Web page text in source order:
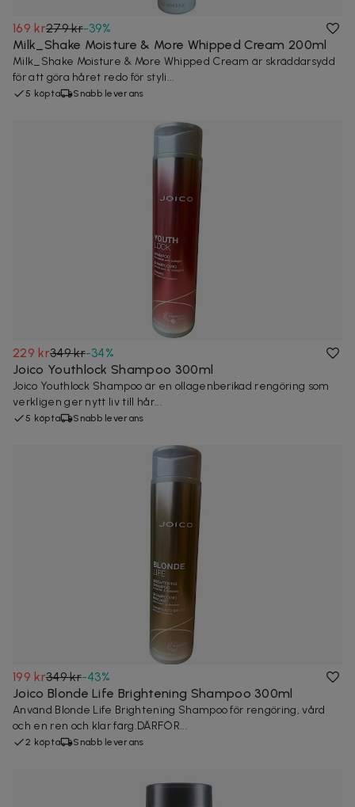
169 kr279 kr-39%
Milk_Shake Moisture & More Whipped Cream 200ml
Milk_Shake Moisture & More Whipped Cream är skräddarsydd
för att göra håret redo för styli...
5 köpta Snabb leverans
229 kr349 kr-34%
Joico Youthlock Shampoo 300ml
Joico Youthlock Shampoo är en ollagenberikad rengöring som
verkligen ger nytt liv till hår...
5 köpta Snabb leverans
199 kr349 kr-43%
Joico Blonde Life Brightening Shampoo 300ml
Använd Blonde Life Brightening Shampoo för rengöring, vård
och en ren och klar färg.DÄRFÖR...
2 köpta Snabb leverans